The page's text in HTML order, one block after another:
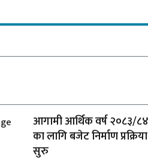
आगामी आर्थिक वर्ष २०८३/८४
का लागि बजेट निर्माण प्रक्रिया
सुरु